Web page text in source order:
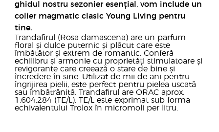
ghidul nostru sezonier esențial, vom include un
colier magmatic clasic Young Living pentru
tine.
Trandafirul (Rosa damascena) are un parfum
floral și dulce puternic și plăcut care este
îmbătător și extrem de romantic. Conferă
echilibru și armonie cu proprietăți stimulatoare și
revigorante care creează o stare de bine și
încredere în sine. Utilizat de mii de ani pentru
îngrijirea pielii, este perfect pentru pielea uscată
sau îmbătrânită. Trandafirul are ORAC aprox.
1.604.284 (TE/L). TE/L este exprimat sub forma
echivalentului Trolox în micromoli per litru.